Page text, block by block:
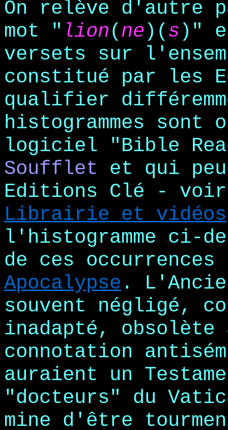
On relève d'autre
mot " lion(ne)( s )"
versets sur
constitué par les
qualifier
histogrammes sont
logiciel "Bible
Soufflet et qui
Editions Clé -
Librairie et vidéos
l'histogramme ci-
de ces
Apocalypse .
souvent négligé,
inadapté, obsolète
connotation
auraient un
"docteurs" du
mine d'être